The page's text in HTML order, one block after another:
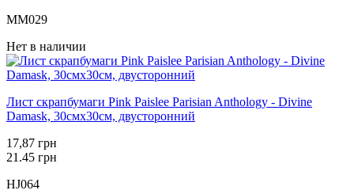
MM029
Нет в наличии
Лист скрапбумаги Pink Paislee Parisian Anthology - Divine
Damask, 30смх30см, двусторонний
17,87 грн
21.45 грн
HJ064